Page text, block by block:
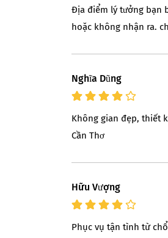
Địa điểm lý tưởng bạn
hoặc không nhận ra.
Nghĩa Dũng
Không gian đẹp, thiết
Cần Thơ
Hữu Vượng
Phục vụ tận tình từ